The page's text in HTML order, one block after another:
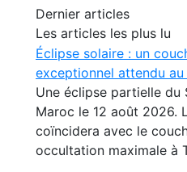
Dernier articles
Les articles les plus lu
Éclipse solaire : un
exceptionnel attendu au
Une éclipse partielle du
Maroc le 12 août 2026.
coïncidera avec le
occultation maximale à